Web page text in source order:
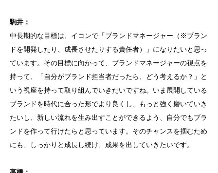
駒井：
中長期的な目標は、イコンで「ブランドマネージャー（※ブラン
ドを開発したり、成長させたりする責任者）」になりたいと思っ
ています。その目標に向かって、ブランドマネージャーの視点を
持って、「自分がブランド担当者だったら、どう考えるか？」と
いう視座を持って取り組んでいきたいですね。いま展開している
ブランドを時代に合った形でより良くし、もっと強く磨いていき
たいし、新しい流れを生み出すことができるよう、自分でもブラ
ンドを作って行けたらと思っています。そのチャンスを掴むため
にも、しっかりと成長し続け、成果を出していきたいです。